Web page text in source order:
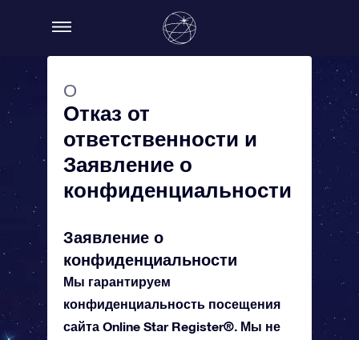
О
Отказ от
ответственности и
Заявление о
конфиденциальности
Заявление о
конфиденциальности
Мы гарантируем
конфиденциальность посещения
сайта Online Star Register®. Мы не